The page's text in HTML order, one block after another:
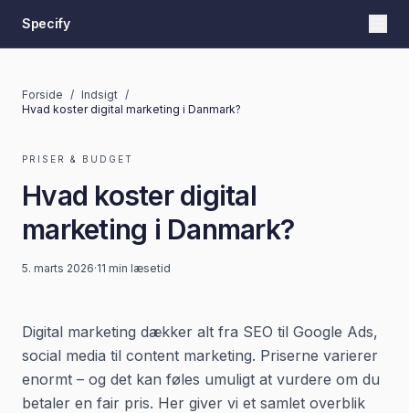
Specify
Forside / Indsigt /
Hvad koster digital marketing i Danmark?
PRISER & BUDGET
Hvad koster digital
marketing i Danmark?
5. marts 2026·11 min læsetid
Digital marketing dækker alt fra SEO til Google Ads,
social media til content marketing. Priserne varierer
enormt – og det kan føles umuligt at vurdere om du
betaler en fair pris. Her giver vi et samlet overblik